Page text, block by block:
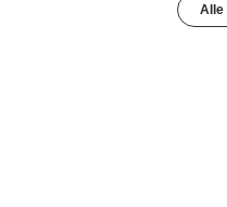
Alle